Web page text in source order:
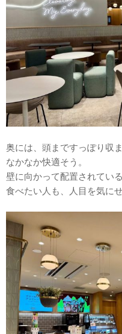
奥には、頭まですっぽり収
なかなか快適そう。
壁に向かって配置されてい
食べたい人も、人目を気に